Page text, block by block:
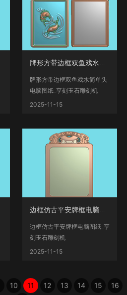
牌形方带边框双鱼戏水简单头
电脑图纸_享刻玉石雕刻机
__www.xiangkekj.com海量翡
2025-11-15
边框仿古平安牌框电脑图纸_享
刻玉石雕刻机
__www.xiangkekj.com海量翡
2025-11-15
10 11 12 13 14 15 16